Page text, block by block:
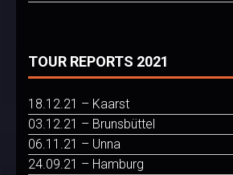
TOUR REPORTS 2021
18.12.21 – Kaarst
03.12.21 – Brunsbüttel
06.11.21 – Unna
24.09.21 – Hamburg